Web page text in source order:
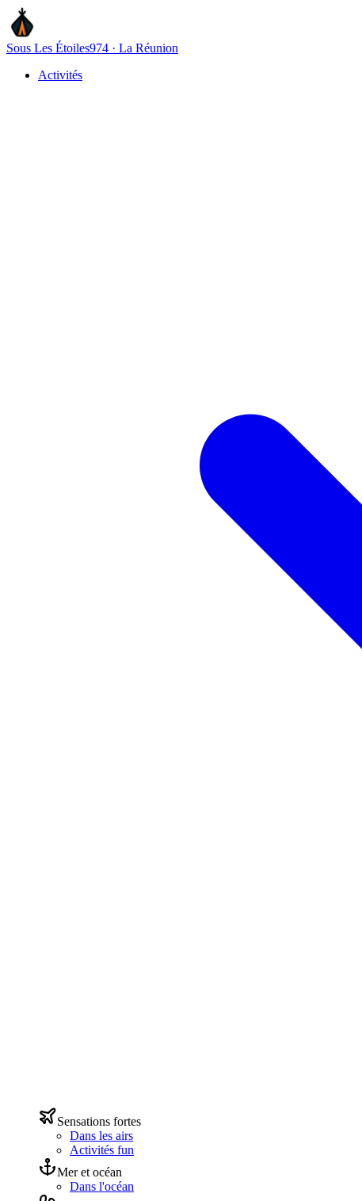
Sous Les Étoiles974 · La Réunion
Activités
Sensations fortes
Dans les airs
Activités fun
Mer et océan
Dans l'océan